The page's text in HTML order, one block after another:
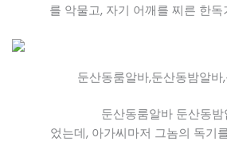
를 악물고, 자기 어깨를 찌른 한
둔산동룸알바,둔산동밤알
둔산동룸알바 둔산동
었는데, 아가씨마저 그놈의 독기